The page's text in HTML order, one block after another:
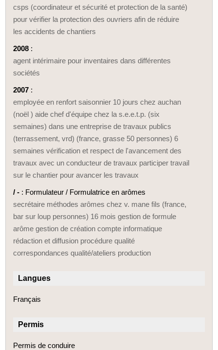
csps (coordinateur et sécurité et protection de la santé)
pour vérifier la protection des ouvriers afin de réduire
les accidents de chantiers
2008 :
agent intérimaire pour inventaires dans différentes
sociétés
2007 :
employée en renfort saisonnier 10 jours chez auchan
(noël ) aide chef d'équipe chez la s.e.e.t.p. (six
semaines) dans une entreprise de travaux publics
(terrassement, vrd) (france, grasse 50 personnes) 6
semaines vérification et respect de l'avancement des
travaux avec un conducteur de travaux participer travail
sur le chantier pour avancer les travaux
/ - : Formulateur / Formulatrice en arômes
secrétaire méthodes arômes chez v. mane fils (france,
bar sur loup personnes) 16 mois gestion de formule
arôme gestion de création compte informatique
rédaction et diffusion procédure qualité
correspondances qualité/ateliers production
Langues
Français
Permis
Permis de conduire